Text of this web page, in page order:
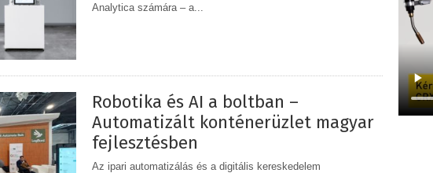
Analytica számára – a...
Robotika és AI a boltban –
Automatizált konténerüzlet magyar
fejlesztésben
Az ipari automatizálás és a digitális kereskedelem